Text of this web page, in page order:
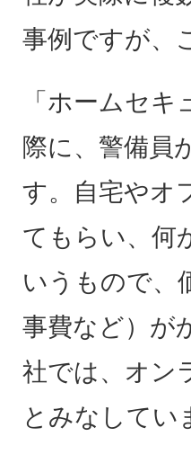
事例ですが、
「ホームセ
際に、警備員
す。自宅やオ
てもらい、何
いうもので、
事費など）が
社では、オン
とみなしてい